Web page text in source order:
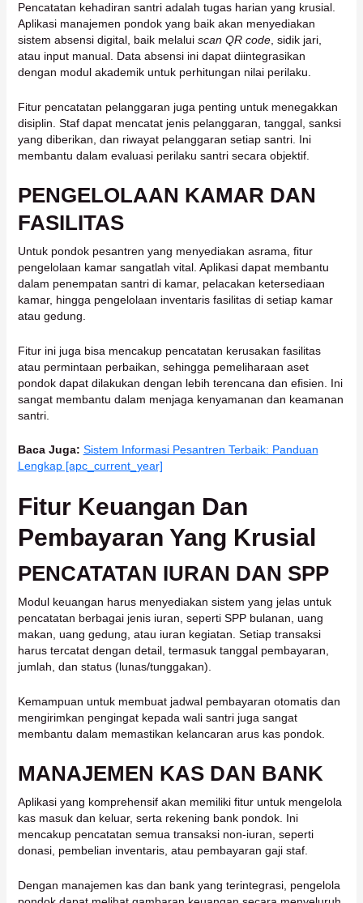
Pencatatan kehadiran santri adalah tugas harian yang krusial.
Aplikasi manajemen pondok yang baik akan menyediakan
sistem absensi digital, baik melalui scan QR code, sidik jari,
atau input manual. Data absensi ini dapat diintegrasikan
dengan modul akademik untuk perhitungan nilai perilaku.
Fitur pencatatan pelanggaran juga penting untuk menegakkan
disiplin. Staf dapat mencatat jenis pelanggaran, tanggal, sanksi
yang diberikan, dan riwayat pelanggaran setiap santri. Ini
membantu dalam evaluasi perilaku santri secara objektif.
PENGELOLAAN KAMAR DAN
FASILITAS
Untuk pondok pesantren yang menyediakan asrama, fitur
pengelolaan kamar sangatlah vital. Aplikasi dapat membantu
dalam penempatan santri di kamar, pelacakan ketersediaan
kamar, hingga pengelolaan inventaris fasilitas di setiap kamar
atau gedung.
Fitur ini juga bisa mencakup pencatatan kerusakan fasilitas
atau permintaan perbaikan, sehingga pemeliharaan aset
pondok dapat dilakukan dengan lebih terencana dan efisien. Ini
sangat membantu dalam menjaga kenyamanan dan keamanan
santri.
Baca Juga: Sistem Informasi Pesantren Terbaik: Panduan
Lengkap [apc_current_year]
Fitur Keuangan Dan
Pembayaran Yang Krusial
PENCATATAN IURAN DAN SPP
Modul keuangan harus menyediakan sistem yang jelas untuk
pencatatan berbagai jenis iuran, seperti SPP bulanan, uang
makan, uang gedung, atau iuran kegiatan. Setiap transaksi
harus tercatat dengan detail, termasuk tanggal pembayaran,
jumlah, dan status (lunas/tunggakan).
Kemampuan untuk membuat jadwal pembayaran otomatis dan
mengirimkan pengingat kepada wali santri juga sangat
membantu dalam memastikan kelancaran arus kas pondok.
MANAJEMEN KAS DAN BANK
Aplikasi yang komprehensif akan memiliki fitur untuk mengelola
kas masuk dan keluar, serta rekening bank pondok. Ini
mencakup pencatatan semua transaksi non-iuran, seperti
donasi, pembelian inventaris, atau pembayaran gaji staf.
Dengan manajemen kas dan bank yang terintegrasi, pengelola